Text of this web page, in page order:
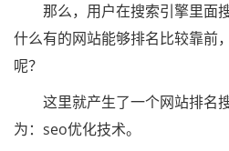
那么，用户在搜索引擎里面
什么有的网站能够排名比较靠前
呢？
这里就产生了一个网站排名
为：seo优化技术。